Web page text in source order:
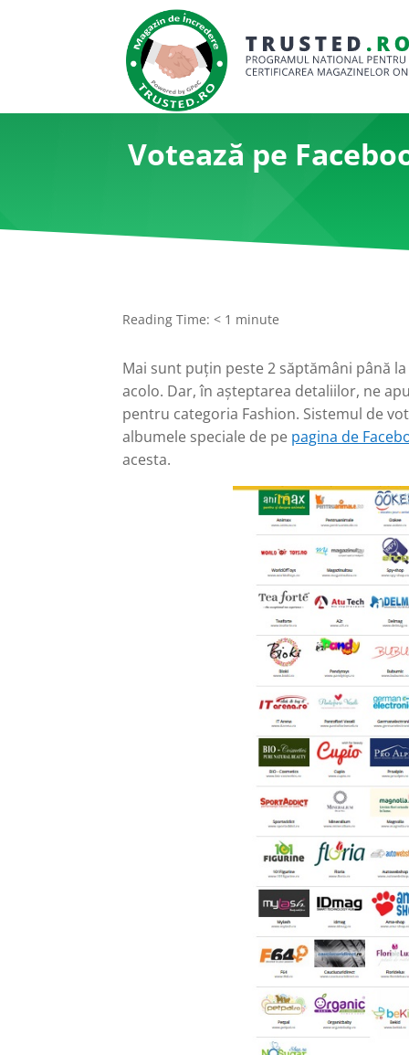
Votează pe
Reading Time: < 1 minute
Mai sunt puțin peste 2 săptămâni până
acolo. Dar, în așteptarea detaliilor, ne
pentru categoria Fashion. Sistemul de
albumele speciale de pe pagina de
acesta.